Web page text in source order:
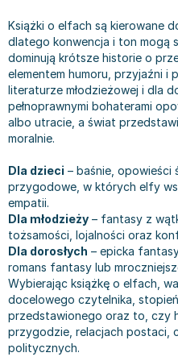
Książki: Prawo
Książki: Prawo -
Książki: Prawo pracy
Książki: Prawo Unii
Teksty aktów prawnych
Książki medyczne i
Książki o fizyce i astronomii
Geografia - książki
Inne
Książki do matematyki
Książki medyczne
Książki do nauk
Technika, inżynieria,
nauki ścisłe
Książki do nauk
Książki: Historia sztuki
Książki o architekturze
Książki: Sztuka użytkowa
Książki: Sztuki wizualne
Inne
Książki: bajki dla dzieci 3-5
Kolorowanki i książki do
Książki do nauki języków
Książki do nauki pisania i
Książki grające, z puzzlami i
Kreatywne i aktywizujące
Książki o
Książki dla dzieci 6-8 lat
Książki do nauki czytania 6-
Książki do nauki języków
Książki do nauki pisania i
Kreatywne i aktywizujące
Literatura dla dzieci 6-8 lat
Poznawanie świata dla
Książki o zainteresowaniach
Kuchnia i diety - książki
Autorskie książki kucharskie
Ciasta, desery, wypieki -
Diety, zdrowe żywienie -
Książki kucharskie
Kuchnia polska - książki
Książki: Poradniki
Inne
Książki: Dom, ogród -
Książki: Hobby - poradniki
Książki: Moda, uroda, savoir
Książki pamiątkowe
Pozostałe książki
Andrzej Sapkowski
Stephenie Meyer
Robert Ludlum
Maria Czubaszek
Nora Roberts
Mario Vargas Llosa
Ewa Nowak
Robin Cook
Carlos Ruiz Zafon
Konrad Gaca
Jerzy Zięba
Jodi Picoult
Dorota Terakowska
Abbi Glines
Alfred Szklarski
Książki o elfach są kierowane
dlatego konwencja i ton mogą
dominują krótsze historie o
elementem humoru, przyjaźni i
literaturze młodzieżowej i dla
pełnoprawnymi bohaterami
albo utracie, a świat
moralnie.
Dla dzieci – baśnie, opowieści
przygodowe, w których elfy
empatii.
Dla młodzieży – fantasy z
tożsamości, lojalności oraz
Dla dorosłych – epicka
romans fantasy lub
Wybierając książkę o elfach,
docelowego czytelnika,
przedstawionego oraz to, czy
przygodzie, relacjach postaci,
politycznych.